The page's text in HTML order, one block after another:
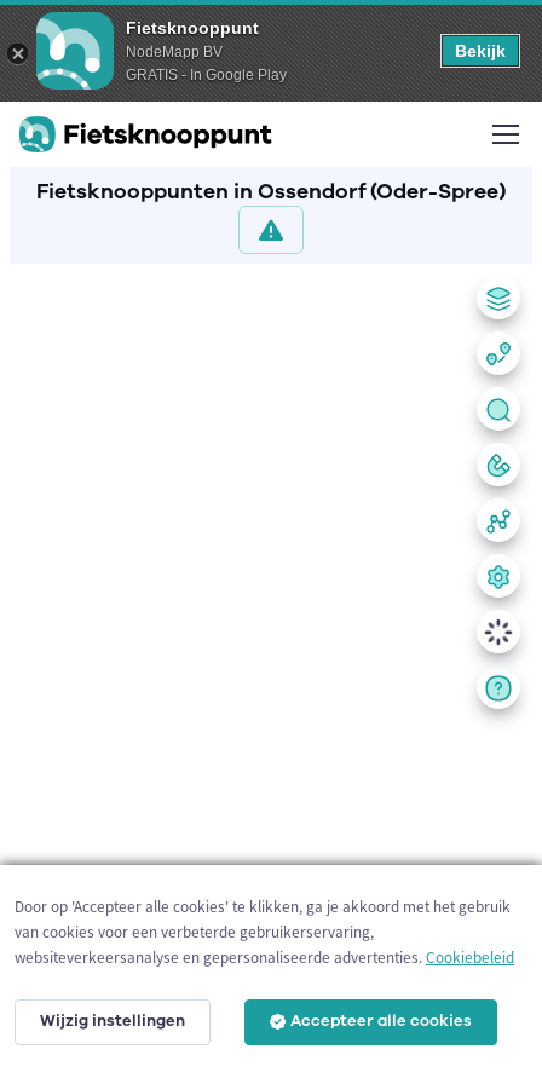
Fietsknooppunt
NodeMapp BV
GRATIS - In Google Play
Bekijk
Fietsknooppunten in Ossendorf (Oder-Spree)
200 m
Door op 'Accepteer alle cookies' te klikken, ga je akkoord met het gebruik
van cookies voor een verbeterde gebruikerservaring,
websiteverkeersanalyse en gepersonaliseerde advertenties.Cookiebeleid
Wijzig instellingen Accepteer alle cookies